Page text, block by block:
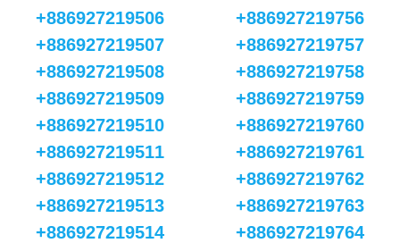
+886927219506
+886927219507
+886927219508
+886927219509
+886927219510
+886927219511
+886927219512
+886927219513
+886927219514
+886927219756
+886927219757
+886927219758
+886927219759
+886927219760
+886927219761
+886927219762
+886927219763
+886927219764